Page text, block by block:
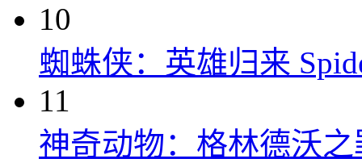
10
蜘蛛侠：英雄归来
11
神奇动物：格林德沃之